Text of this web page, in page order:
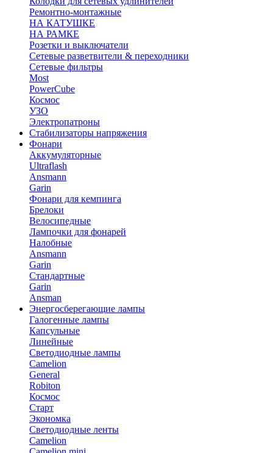
Ремонтно-монтажные
НА КАТУШКЕ
НА РАМКЕ
Розетки и выключатели
Сетевые разветвители & переходники
Сетевые фильтры
Most
PowerCube
Космос
УЗО
Электропатроны
Стабилизаторы напряжения
Фонари
Аккумуляторные
Ultraflash
Ansmann
Garin
Фонари для кемпинга
Брелоки
Велосипедные
Лампочки для фонарей
Налобные
Ansmann
Garin
Стандартные
Garin
Ansman
Энергосберегающие лампы
Галогенные лампы
Капсульные
Линейные
Светодиодные лампы
Camelion
General
Robiton
Космос
Старт
Экономка
Светодиодные ленты
Camelion